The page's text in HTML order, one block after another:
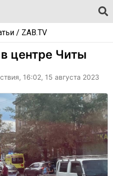
/ ZAB.TV
центре Читы
16:02, 15 августа 2023